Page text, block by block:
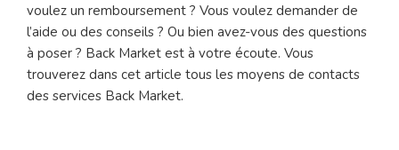
voulez un remboursement ? Vous voulez demander de
l’aide ou des conseils ? Ou bien avez-vous des questions
à poser ? Back Market est à votre écoute. Vous
trouverez dans cet article tous les moyens de contacts
des services Back Market.